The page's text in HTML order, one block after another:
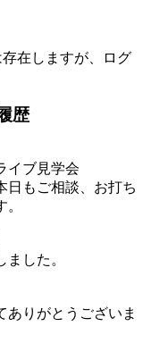
存在しますが、ログ
歴
イブ見学会
日もご相談、お打ち
した。
ありがとうございま